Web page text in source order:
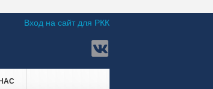
Вход на сайт для РКК